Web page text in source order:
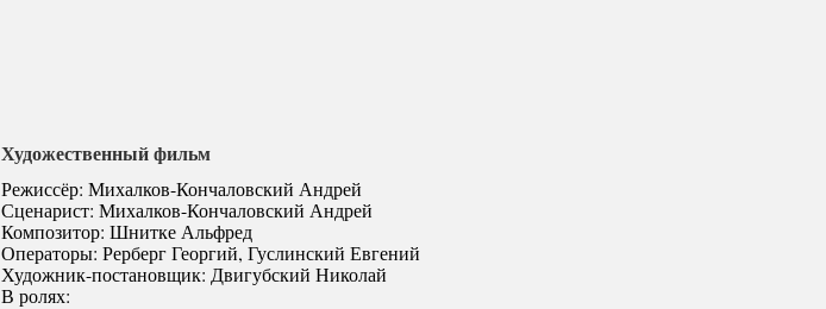
Художественный фильм
Режиссёр: Михалков-Кончаловский Андрей
Сценарист: Михалков-Кончаловский Андрей
Композитор: Шнитке Альфред
Операторы: Рерберг Георгий, Гуслинский Евгений
Художник-постановщик: Двигубский Николай
В ролях: